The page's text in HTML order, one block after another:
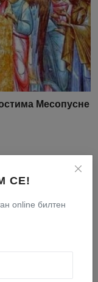
СЕ!
online билтен
Месопусне